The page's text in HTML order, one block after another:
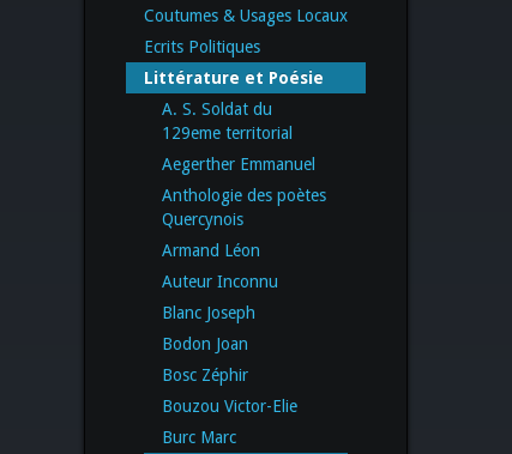
Coutumes & Usages Locaux
Ecrits Politiques
Littérature et Poésie
A. S. Soldat du
129eme territorial
Aegerther Emmanuel
Anthologie des poètes
Quercynois
Armand Léon
Auteur Inconnu
Blanc Joseph
Bodon Joan
Bosc Zéphir
Bouzou Victor-Elie
Burc Marc